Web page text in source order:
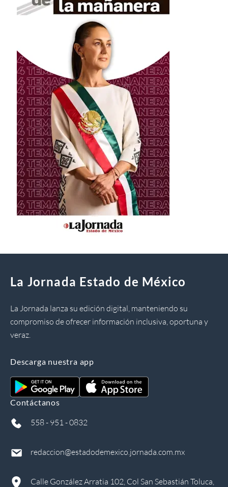
La Jornada Estado de México
La Jornada lanza su edición digital, manteniendo su
compromiso de ofrecer información inclusiva, oportuna y
veraz.
Descarga nuestra app
Contáctanos
558 - 951 - 0832
redaccion@estadodemexico.jornada.com.mx
Calle González Arratia 102, Col San Sebastián Toluca,